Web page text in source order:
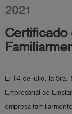
2021
Certificado
El 14 de julio, la Sra.
Empresarial de
empresa